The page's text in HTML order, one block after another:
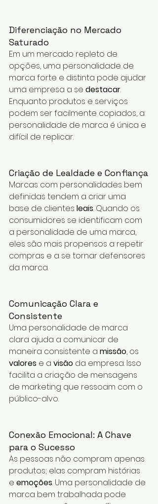
Diferenciação no Mercado
Saturado
Em um mercado repleto de
opções, uma personalidade de
marca forte e distinta pode ajudar
uma empresa a se destacar.
Enquanto produtos e serviços
podem ser facilmente copiados, a
personalidade de marca é única e
difícil de replicar.
Criação de Lealdade e Confiança
Marcas com personalidades bem
definidas tendem a criar uma
base de clientes leais. Quando os
consumidores se identificam com
a personalidade de uma marca,
eles são mais propensos a repetir
compras e a se tornar defensores
da marca.
Comunicação Clara e
Consistente
Uma personalidade de marca
clara ajuda a comunicar de
maneira consistente a missão, os
valores e a visão da empresa. Isso
facilita a criação de mensagens
de marketing que ressoam com o
público-alvo.
Conexão Emocional: A Chave
para o Sucesso
As pessoas não compram apenas
produtos; elas compram histórias
e emoções. Uma personalidade de
marca bem trabalhada pode